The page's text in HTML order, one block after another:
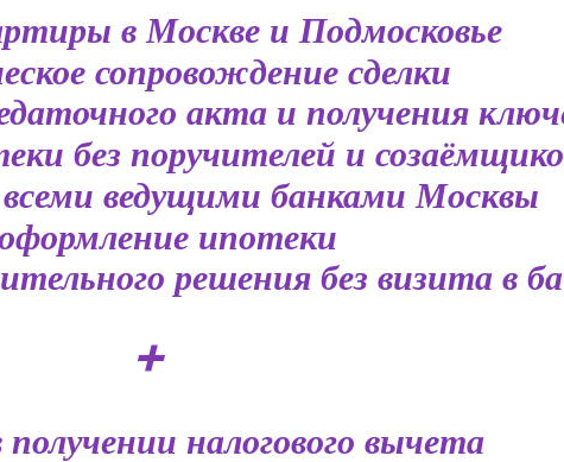
в Москве и Подмосковье
сопровождение сделки
акта и получения
без поручителей и
ведущими банками Москвы
ипотеки
решения без визита в
➕
налогового вычета